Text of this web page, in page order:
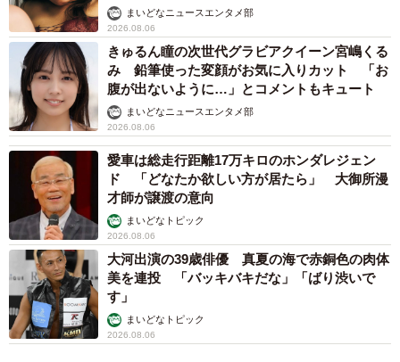
まいどなニュースエンタメ部
2026.08.06
きゅるん瞳の次世代グラビアクイーン宮嶋くる
み 鉛筆使った変顔がお気に入りカット 「お
腹が出ないように…」とコメントもキュート
まいどなニュースエンタメ部
2026.08.06
愛車は総走行距離17万キロのホンダレジェン
ド 「どなたか欲しい方が居たら」 大御所漫
才師が譲渡の意向
まいどなトピック
2026.08.06
大河出演の39歳俳優 真夏の海で赤銅色の肉体
美を連投 「バッキバキだな」「ばり渋いで
す」
まいどなトピック
2026.08.06